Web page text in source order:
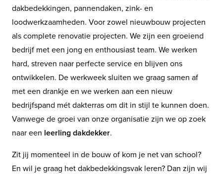
dakbedekkingen, pannendaken, zink- en
loodwerkzaamheden. Voor zowel nieuwbouw projecten
als complete renovatie projecten. We zijn een groeiend
bedrijf met een jong en enthousiast team. We werken
hard, streven naar perfecte service en blijven ons
ontwikkelen. De werkweek sluiten we graag samen af
met een drankje en we werken aan een nieuw
bedrijfspand mét dakterras om dit in stijl te kunnen doen.
Vanwege de groei van onze organisatie zijn we op zoek
naar een leerlingdakdekker.
Zit jij momenteel in de bouw of kom je net van school?
En wil je graag het dakbedekkingsvak leren? Dan zijn wij